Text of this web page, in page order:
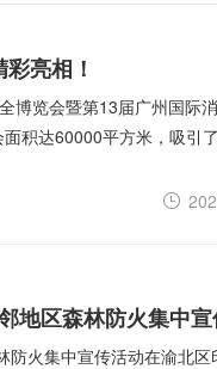
亮相！
览会暨第13届广州国际
积达60000平方米，吸引
地区森林防火集中
火集中宣传活动在渝北